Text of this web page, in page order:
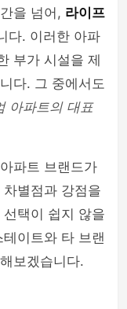
을 넘어, 라이프
다. 이러한 아파
부가 시설을 제
다. 그 중에서도
아파트의 대표
파트 브랜드가
별점과 강점을
택이 쉽지 않을
이트와 타 브랜
보겠습니다.